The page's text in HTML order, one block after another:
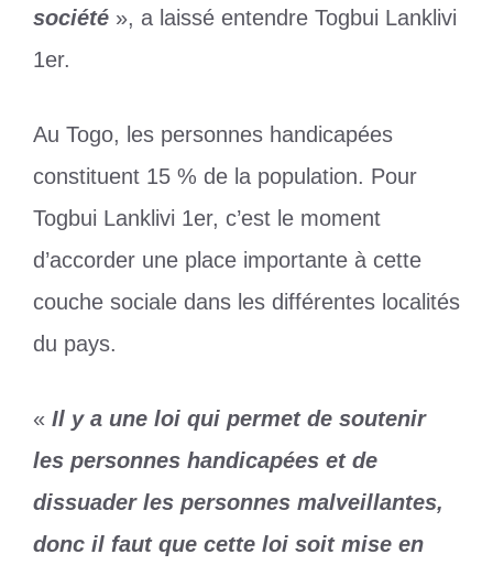
société », a laissé entendre Togbui Lanklivi
1er.
Au Togo, les personnes handicapées
constituent 15 % de la population. Pour
Togbui Lanklivi 1er, c’est le moment
d’accorder une place importante à cette
couche sociale dans les différentes localités
du pays.
« Il y a une loi qui permet de soutenir
les personnes handicapées et de
dissuader les personnes malveillantes,
donc il faut que cette loi soit mise en